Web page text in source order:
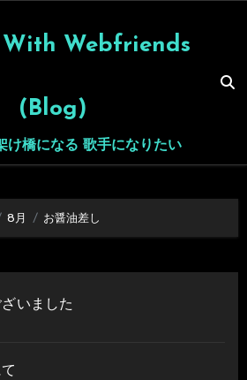
With Webfriends
(Blog)
け橋になる 歌手になりたい
8月 お醤油差し
いました